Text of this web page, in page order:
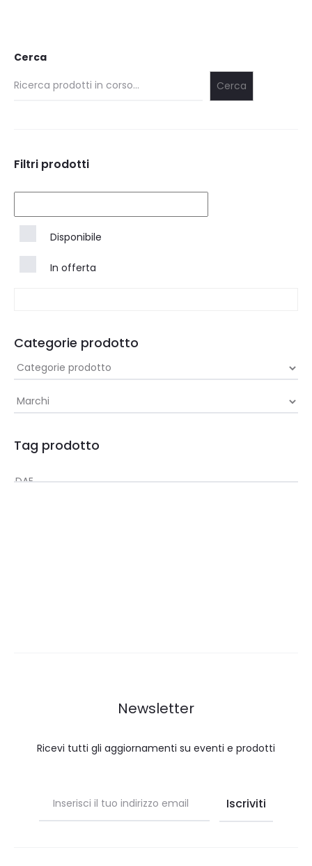
Cerca
Cerca
Filtri prodotti
Disponibile
In offerta
Categorie prodotto
Tag prodotto
Newsletter
Ricevi tutti gli aggiornamenti su eventi e prodotti